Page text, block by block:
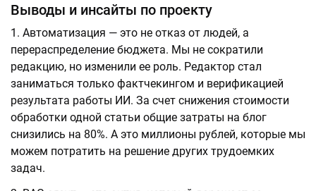
Выводы и инсайты по проекту
Автоматизация — это не отказ от людей, а
перераспределение бюджета. Мы не сократили
редакцию, но изменили ее роль. Редактор стал
заниматься только фактчекингом и верификацией
результата работы ИИ. За счет снижения стоимости
обработки одной статьи общие затраты на блог
снизились на 80%. А это миллионы рублей, которые мы
можем потратить на решение других трудоемких
задач.